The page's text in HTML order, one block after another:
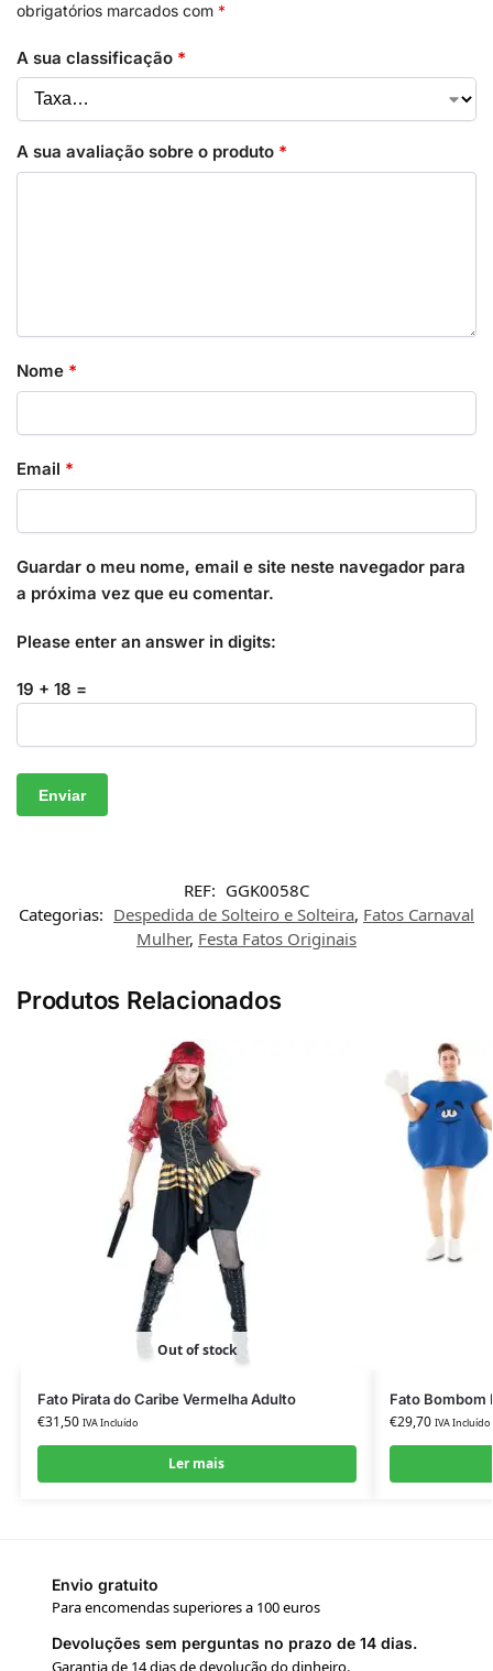
obrigatórios marcados com *
A sua classificação *
A sua avaliação sobre o produto *
Nome *
Email *
Guardar o meu nome, email e site neste navegador para
a próxima vez que eu comentar.
Please enter an answer in digits:
19 + 18 =
REF: GGK0058C
Categorias: Despedida de Solteiro e Solteira, Fatos Carnaval
Mulher, Festa Fatos Originais
Produtos Relacionados
Out of stock
Fato Pirata do Caribe Vermelha Adulto
€31,50 IVA Incluído
Ler mais
Fato Bombom
€29,70 IVA Incluído
Envio gratuito
Para encomendas superiores a 100 euros
Devoluções sem perguntas no prazo de 14 dias.
Garantia de 14 dias de devolução do dinheiro.